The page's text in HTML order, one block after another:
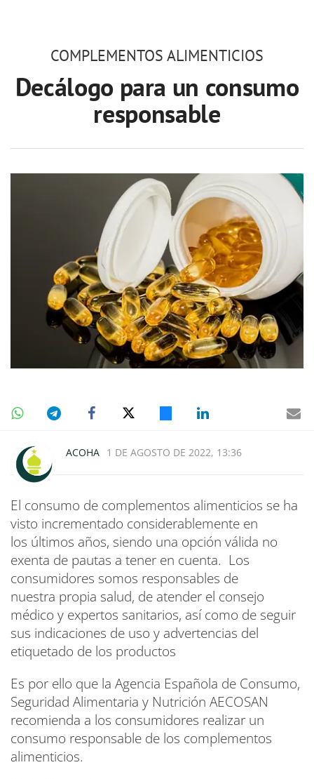
COMPLEMENTOS ALIMENTICIOS
Decálogo para un consumo
responsable
ACOHA 1 DE AGOSTO DE 2022, 13:36
El consumo de complementos alimenticios se ha
visto incrementado considerablemente en
los últimos años, siendo una opción válida no
exenta de pautas a tener en cuenta. Los
consumidores somos responsables de
nuestra propia salud, de atender el consejo
médico y expertos sanitarios, así como de seguir
sus indicaciones de uso y advertencias del
etiquetado de los productos
Es por ello que la Agencia Española de Consumo,
Seguridad Alimentaria y Nutrición AECOSAN
recomienda a los consumidores realizar un
consumo responsable de los complementos
alimenticios.